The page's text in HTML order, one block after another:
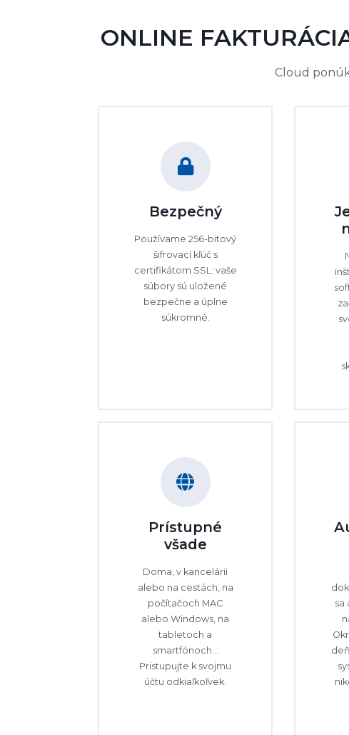
ONLINE
Cloud
Bezpečný
Používame 256-bitový
šifrovací kľúč s
certifikátom SSL: vaše
súbory sú uložené
bezpečne a úplne
súkromné.
Prístupné
všade
Doma, v kancelárii
alebo na cestách, na
počítačoch MAC
alebo Windows, na
tabletoch a
smartfónoch...
Pristupujte k svojmu
účtu odkiaľkoľvek.
sa